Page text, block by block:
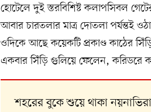
হোটেলে দুই স্তরবিশিষ্ট কলাপসিবল
আবার চারতলার মাত্র দোতলা পর্যন্তই
ওদিকে আছে কয়েকটি প্রকাণ্ড কাঠের
একবার সিঁড়ি গুলিয়ে ফেলেন, করিডরে
শহরের বুকে শুয়ে থাকা